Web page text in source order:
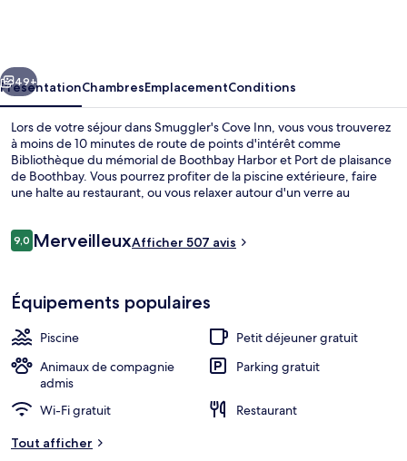
Suivant
49+
PrésentationChambresEmplacementConditions
Lors de votre séjour dans Smuggler's Cove Inn, vous vous trouverez
à moins de 10 minutes de route de points d'intérêt comme
Bibliothèque du mémorial de Boothbay Harbor et Port de plaisance
de Boothbay. Vous pourrez profiter de la piscine extérieure, faire
une halte au restaurant, ou vous relaxer autour d'un verre au
bénéficient d'un réfrigérateur et un micro-ondes.
Avis
voyageurs
9,09,0 sur 10
MerveilleuxAfficher 507 avis
Équipements populaires
Piscine
Petit déjeuner gratuit
Animaux de compagnie
admis
Parking gratuit
Wi-Fi gratuit
Restaurant
Tout afficher